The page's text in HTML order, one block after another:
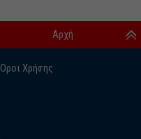
Οροι Χρήσης
Αρχή